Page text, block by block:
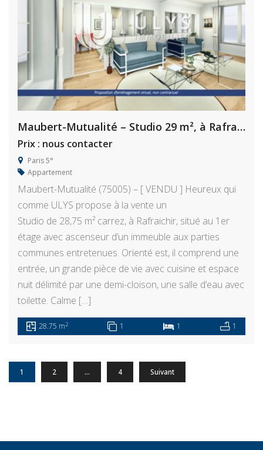
Maubert-Mutualité – Studio 29 m², à Rafraichir
Prix : nous contacter
Paris 5°
Appartement
Maubert-Mutualité (75005) – [ VENDU ] Heureux qui
comme ULYS propose à la vente un
Studio de 28,75 m² carrez, à Rafraichir, situé au 1er
étage avec ascenseur d’un immeuble aux parties
communes entretenues. Orienté est, il comprend une
entrée, un grande pièce de vie avec cuisine et espace
nuit délimité par une demi-cloison, une salle d’eau avec
toilette. Calme […]
28.75 m2 1 1 1
1 2 … 4 Suivant